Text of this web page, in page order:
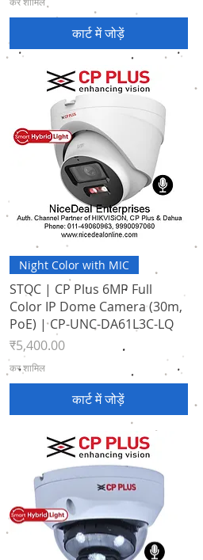
कार्ट में जोड़ें
त्वरित दृश्य
Night Color with MIC
STQC | CP Plus 6MP Full
Color IP Dome Camera (30m,
PoE) | CP-UNC-DA61L3C-LQ
मूल्य
₹5,400.00
कर शामिल
कार्ट में जोड़ें